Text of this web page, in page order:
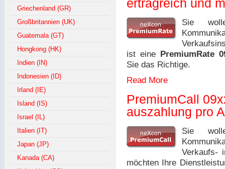
Griechenland (GR)
Großbritannien (UK)
Guatemala (GT)
Hongkong (HK)
Indien (IN)
Indonesien (ID)
Irland (IE)
Island (IS)
Israel (IL)
Italien (IT)
Japan (JP)
Kanada (CA)
ertragreich und
Sie
ist eine PremiumRate
Sie das Richtige.
Read More
PremiumCall
auszahlung pro
Sie
Verkaufs-
möchten Ihre